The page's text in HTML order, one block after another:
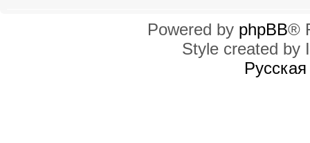
Powered by phpBB®
Style created by